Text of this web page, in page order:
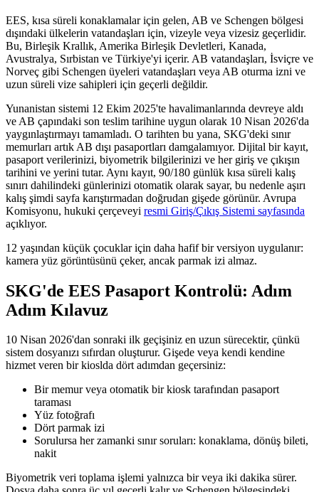
EES, kısa süreli konaklamalar için gelen, AB ve Schengen bölgesi
dışındaki ülkelerin vatandaşları için, vizeyle veya vizesiz geçerlidir.
Bu, Birleşik Krallık, Amerika Birleşik Devletleri, Kanada,
Avustralya, Sırbistan ve Türkiye'yi içerir. AB vatandaşları, İsviçre ve
Norveç gibi Schengen üyeleri vatandaşları veya AB oturma izni ve
uzun süreli vize sahipleri için geçerli değildir.
Yunanistan sistemi 12 Ekim 2025'te havalimanlarında devreye aldı
ve AB çapındaki son teslim tarihine uygun olarak 10 Nisan 2026'da
yaygınlaştırmayı tamamladı. O tarihten bu yana, SKG'deki sınır
memurları artık AB dışı pasaportları damgalamıyor. Dijital bir kayıt,
pasaport verilerinizi, biyometrik bilgilerinizi ve her giriş ve çıkışın
tarihini ve yerini tutar. Aynı kayıt, 90/180 günlük kısa süreli kalış
sınırı dahilindeki günlerinizi otomatik olarak sayar, bu nedenle aşırı
kalış şimdi sayfa karıştırmadan doğrudan gişede görünür. Avrupa
Komisyonu, hukuki çerçeveyi resmi Giriş/Çıkış Sistemi sayfasında
açıklıyor.
12 yaşından küçük çocuklar için daha hafif bir versiyon uygulanır:
kamera yüz görüntüsünü çeker, ancak parmak izi almaz.
SKG'de EES Pasaport Kontrolü: Adım
Adım Kılavuz
10 Nisan 2026'dan sonraki ilk geçişiniz en uzun sürecektir, çünkü
sistem dosyanızı sıfırdan oluşturur. Gişede veya kendi kendine
hizmet veren bir kioslda dört adımdan geçersiniz:
Bir memur veya otomatik bir kiosk tarafından pasaport
taraması
Yüz fotoğrafı
Dört parmak izi
Sorulursa her zamanki sınır soruları: konaklama, dönüş bileti,
nakit
Biyometrik veri toplama işlemi yalnızca bir veya iki dakika sürer.